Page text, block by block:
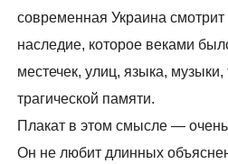
современная Украина
наследие, которое веками
местечек, улиц, языка,
трагической памяти.
Плакат в этом смысле —
Он не любит длинных